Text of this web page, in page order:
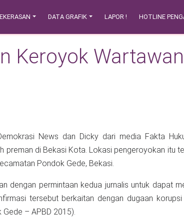
DATA GRAFIK LAPOR ! HOTLINE
Keroyok
News dan Dicky dari media Fakta
preman di Bekasi Kota. Lokasi pengeroyokan itu
Pondok Gede, Bekasi.
dengan permintaan kedua jurnalis untuk dapat
tersebut berkaitan dengan dugaan
– APBD 2015).